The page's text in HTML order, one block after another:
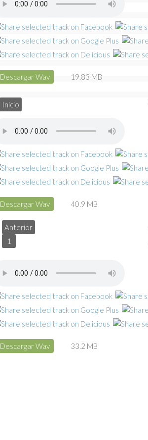
Descargar Wav 19.83 MB
Descargar Wav 40.9 MB
Descargar Wav 33.2 MB
Inicio
Anterior
1